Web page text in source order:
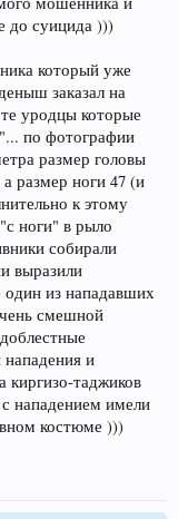
до суицида )))
который уже
заказал на
уродцы которые
по фотографии
размер головы
размер ноги 47 (и
к этому
ноги" в рыло
собирали
выразили
один из нападавших
смешной
нападения и
киргизо-таджиков
нападением имели
костюме )))